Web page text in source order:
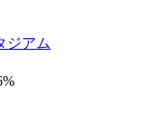
ジアム